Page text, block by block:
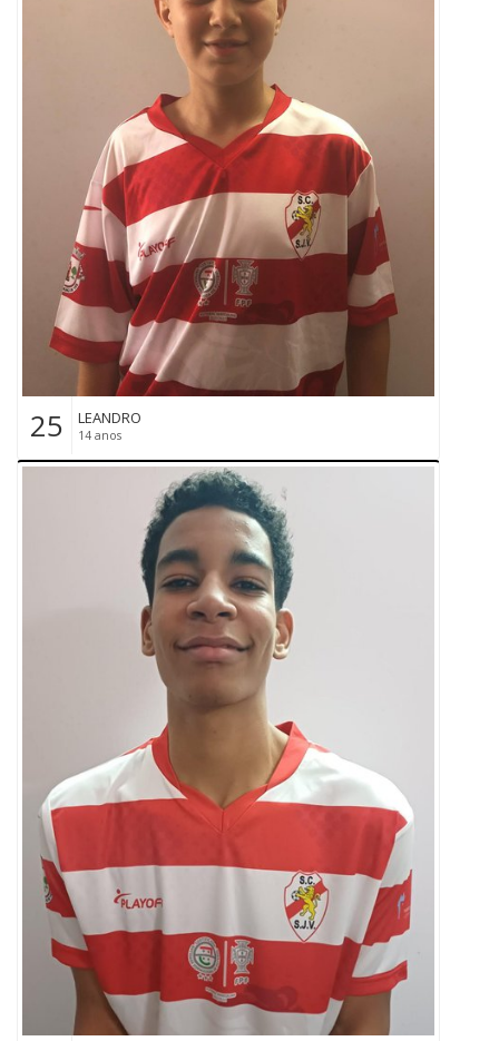
25 LEANDRO
14 anos